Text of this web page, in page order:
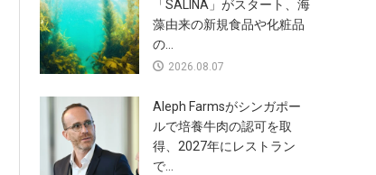
「SALINA」がスタート、海
藻由来の新規食品や化粧品
の...
2026.08.07
Aleph Farmsがシンガポー
ルで培養牛肉の認可を取
得、2027年にレストラン
で...